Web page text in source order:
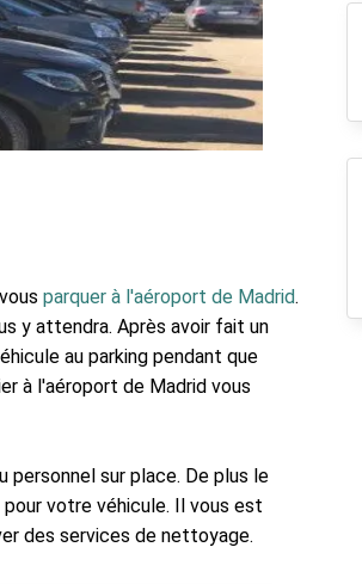
parquer à l'aéroport de Madrid.
y attendra. Après avoir fait un
au parking pendant que
à l'aéroport de Madrid vous
personnel sur place. De plus le
votre véhicule. Il vous est
des services de nettoyage.